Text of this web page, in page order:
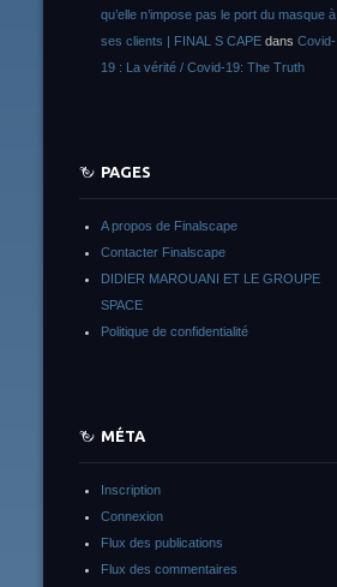
qu’elle n’impose pas le port du masque à
ses clients | FINAL S CAPE dans Covid-
19 : La vérité / Covid-19: The Truth
PAGES
A propos de Finalscape
Contacter Finalscape
DIDIER MAROUANI ET LE GROUPE
SPACE
Politique de confidentialité
MÉTA
Inscription
Connexion
Flux des publications
Flux des commentaires